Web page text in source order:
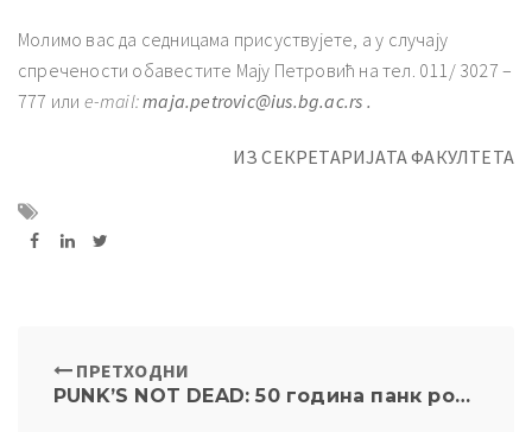
Молимо вас да седницама присуствујете, а у случају
спречености обавестите Мају Петровић на тел. 011/ 3027 –
777 или e-mail:maja.petrovic@ius.bg.ac.rs .
ИЗСЕКРЕТАРИЈАТАФАКУЛТЕТА
ПРЕТХОДНИ
PUNK’S NOT DEAD: 50 година панк рока. Позив за XX међународни научни скуп Српски језик, књижевност, уметност